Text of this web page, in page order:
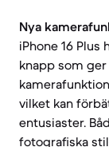
Nya
iPhone 16
knapp som
vilket kan
entusiaster.
fotografiska